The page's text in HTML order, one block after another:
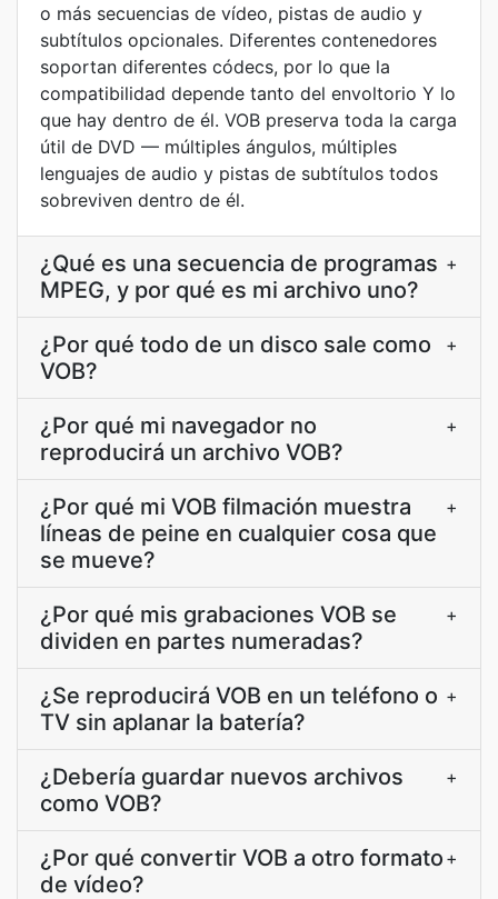
o más secuencias de vídeo, pistas de audio y
subtítulos opcionales. Diferentes contenedores
soportan diferentes códecs, por lo que la
compatibilidad depende tanto del envoltorio Y lo
que hay dentro de él. VOB preserva toda la carga
útil de DVD — múltiples ángulos, múltiples
lenguajes de audio y pistas de subtítulos todos
sobreviven dentro de él.
¿Qué es una secuencia de programas
MPEG, y por qué es mi archivo uno?
+
¿Por qué todo de un disco sale como
VOB?
+
¿Por qué mi navegador no
reproducirá un archivo VOB?
+
¿Por qué mi VOB filmación muestra
líneas de peine en cualquier cosa que
se mueve?
+
¿Por qué mis grabaciones VOB se
dividen en partes numeradas?
+
¿Se reproducirá VOB en un teléfono o
TV sin aplanar la batería?
+
¿Debería guardar nuevos archivos
como VOB?
+
¿Por qué convertir VOB a otro formato
de vídeo?
+